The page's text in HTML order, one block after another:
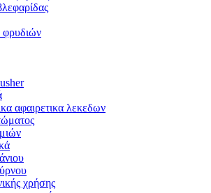
αφαιρετικα λεκεδων
χρήσης